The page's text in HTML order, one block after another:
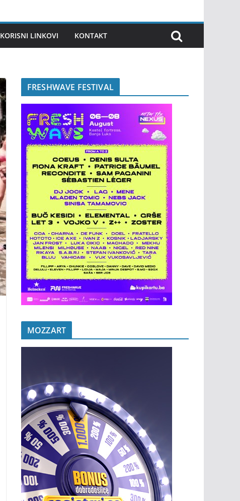
KORISNI LINKOVI KONTAKT
FRESHWAVE FESTIVAL
MOZZART